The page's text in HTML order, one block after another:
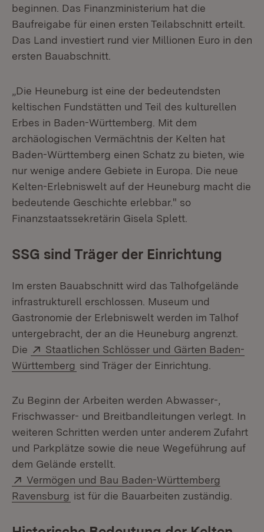
beginnen. Das Finanzministerium hat die
Baufreigabe für einen ersten Teilabschnitt erteilt.
Das Land investiert rund vier Millionen Euro in den
ersten Bauabschnitt.
„Die Heuneburg ist eine der bedeutendsten
keltischen Fundstätten und Teil des kulturellen
Erbes in Baden-Württemberg. Mit dem
archäologischen Vermächtnis der Kelten hat
Baden-Württemberg einen Schatz zu bieten, wie
nur wenige andere Gebiete in Europa. Die neue
Kelten-Erlebniswelt auf der Heuneburg macht die
bedeutende Geschichte erlebbar." so
Finanzstaatssekretärin Gisela Splett.
SSG sind Träger der Einrichtung
Im ersten Bauabschnitt wird das Talhofgelände
infrastrukturell erschlossen. Museum und
Gastronomie der Erlebniswelt werden im Talhof
untergebracht, der an die Heuneburg angrenzt.
Die
Extern:
Staatlichen Schlösser und Gärten Baden-
Württemberg (Öffnet in neuem Fenster)
sind Träger der Einrichtung.
Zu Beginn der Arbeiten werden Abwasser-,
Frischwasser- und Breitbandleitungen verlegt. In
weiteren Schritten werden unter anderem Zufahrt
und Parkplätze sowie die neue Wegeführung auf
dem Gelände erstellt.
Extern:
Vermögen und Bau Baden-Württemberg
Ravensburg (Öffnet in neuem Fenster)
ist für die Bauarbeiten zuständig.